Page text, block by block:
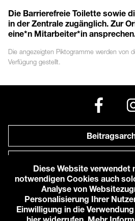
Die Barrierefreie Toilette sowie
in der Zentrale zugänglich. Zur
eine*n Mitarbeiter*in
Die angezeigten Piktogramme werden von
Verfügung gestellt.
Anfahrt zu
© 2026
Diese Website verwendet
notwendigen Cookies auch
Analyse von
Personalisierung Ihrer
Einwilligung in die